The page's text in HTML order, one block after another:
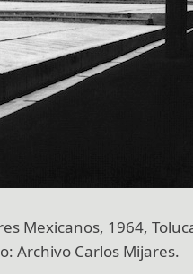
Mexicanos, 1964,
Archivo Carlos Mijares.